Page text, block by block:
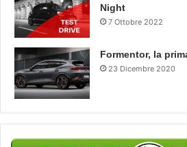
Night
7 Ottobre 2022
Formentor, la
23 Dicembre 2020